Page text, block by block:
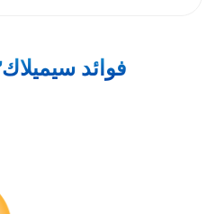
فوائد سيميلاك٣